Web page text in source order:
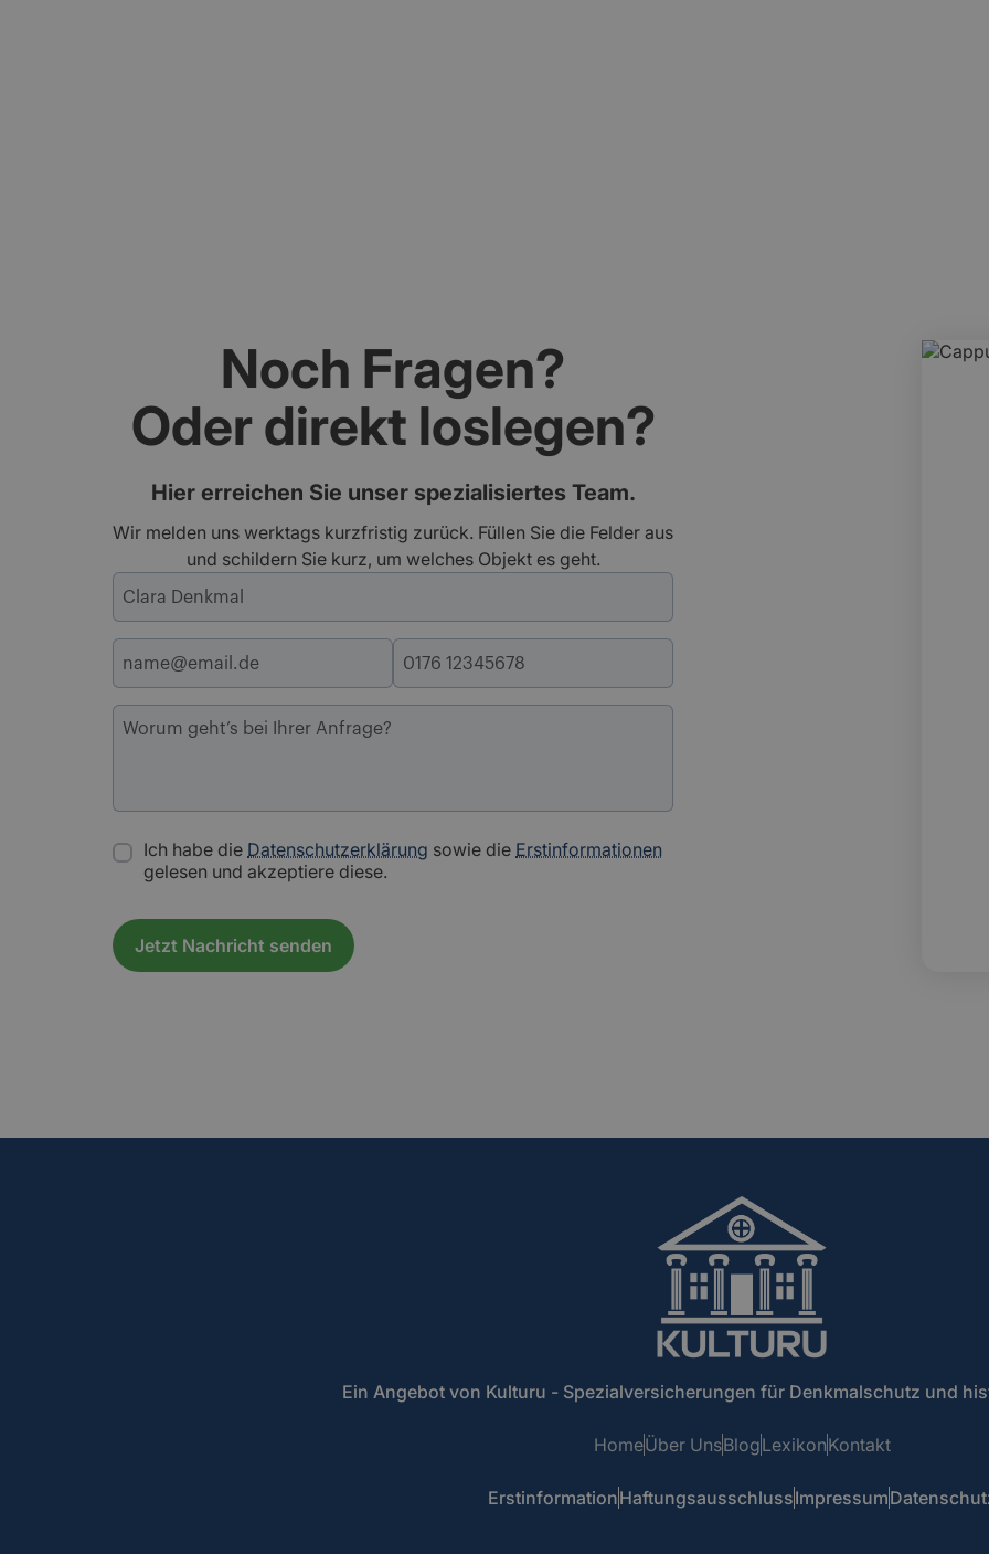
Noch Fragen?
Oder direkt loslegen?
Hier erreichen Sie unser spezialisiertes Team.
Wir melden uns werktags kurzfristig zurück. Füllen Sie die Felder aus
und schildern Sie kurz, um welches Objekt es geht.
Ich habe die Datenschutzerklärung sowie die Erstinformationen
gelesen und akzeptiere diese.
Ein Angebot von Kulturu - Spezialversicherungen für Denkmalschutz und
HomeÜber UnsBlogLexikonKontakt
ErstinformationHaftungsausschlussImpressum